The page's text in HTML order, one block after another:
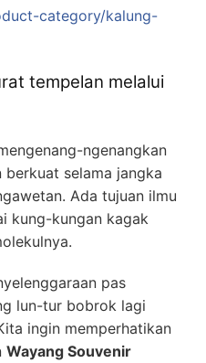
category/kalung-
tempelan melalui
ngenangkan
selama jangka
Ada tujuan ilmu
kung-kungan kagak
pas
lun-tur bobrok lagi
ingin memperhatikan
Wayang Souvenir